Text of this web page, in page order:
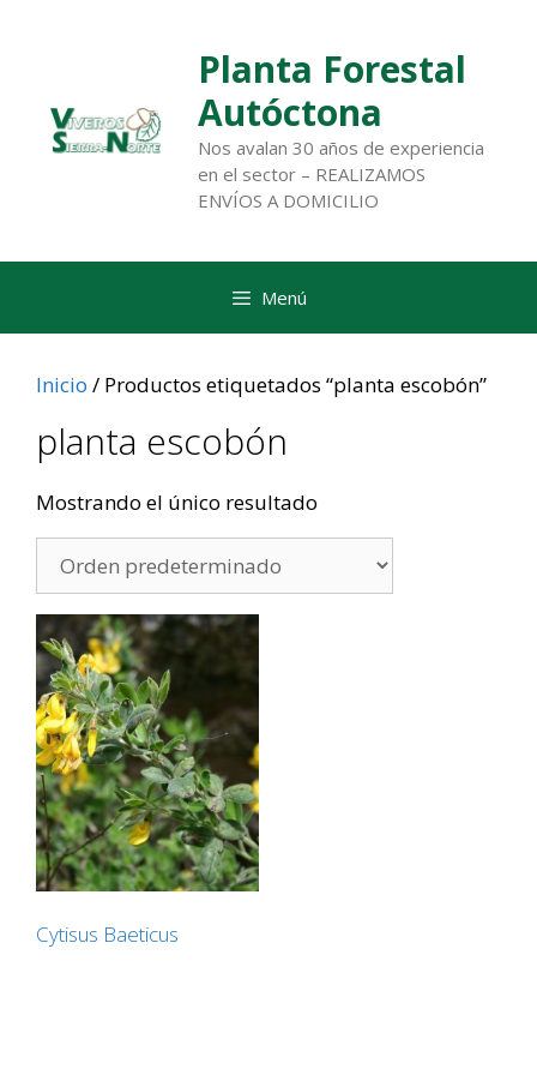
Planta Forestal
Autóctona
Nos avalan 30 años de experiencia
en el sector – REALIZAMOS
ENVÍOS A DOMICILIO
Menú
Inicio / Productos etiquetados “planta escobón”
planta escobón
Mostrando el único resultado
Cytisus Baeticus